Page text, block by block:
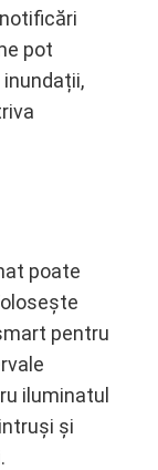
pot
poate
pentru
iluminatul
și